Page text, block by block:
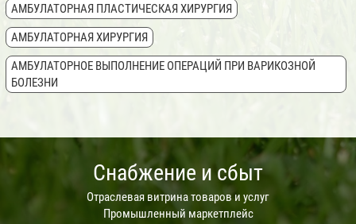
АМБУЛАТОРНАЯ ПЛАСТИЧЕСКАЯ ХИРУРГИЯ
АМБУЛАТОРНАЯ ХИРУРГИЯ
АМБУЛАТОРНОЕ ВЫПОЛНЕНИЕ ОПЕРАЦИЙ ПРИ ВАРИКОЗНОЙ
БОЛЕЗНИ
Снабжение и сбыт
Отраслевая витрина товаров и услуг
Промышленный маркетплейс